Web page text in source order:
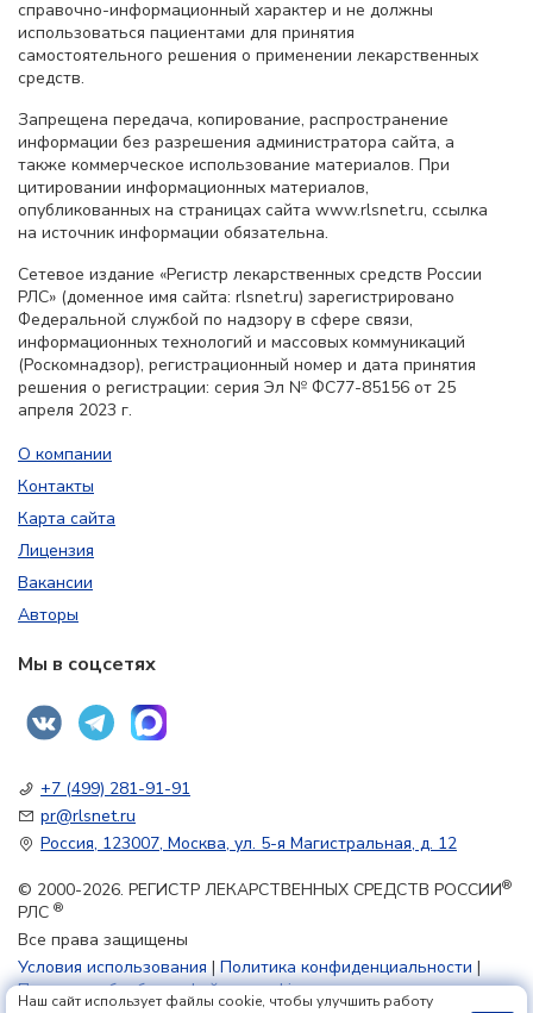
справочно-информационный характер и не должны
использоваться пациентами для принятия
самостоятельного решения о применении лекарственных
средств.
Запрещена передача, копирование, распространение
информации без разрешения администратора сайта, а
также коммерческое использование материалов. При
цитировании информационных материалов,
опубликованных на страницах сайта www.rlsnet.ru, ссылка
на источник информации обязательна.
Сетевое издание «Регистр лекарственных средств России
РЛС» (доменное имя сайта: rlsnet.ru) зарегистрировано
Федеральной службой по надзору в сфере связи,
информационных технологий и массовых коммуникаций
(Роскомнадзор), регистрационный номер и дата принятия
решения о регистрации: серия Эл № ФС77-85156 от 25
апреля 2023 г.
О компании
Контакты
Карта сайта
Лицензия
Вакансии
Авторы
Мы в соцсетях
+7 (499) 281-91-91
pr@rlsnet.ru
Россия, 123007, Москва, ул. 5-я Магистральная, д. 12
© 2000-2026. РЕГИСТР ЛЕКАРСТВЕННЫХ СРЕДСТВ РОССИИ®
РЛС ®
Все права защищены
Условия использования | Политика конфиденциальности |
Политика обработки файлов cookie
Наш сайт использует файлы cookie, чтобы улучшить работу